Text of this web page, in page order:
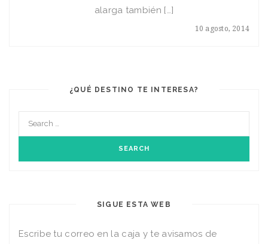
10 agosto, 2014
alarga también […]
¿QUÉ DESTINO TE INTERESA?
SIGUE ESTA WEB
Escribe tu correo en la caja y te avisamos de